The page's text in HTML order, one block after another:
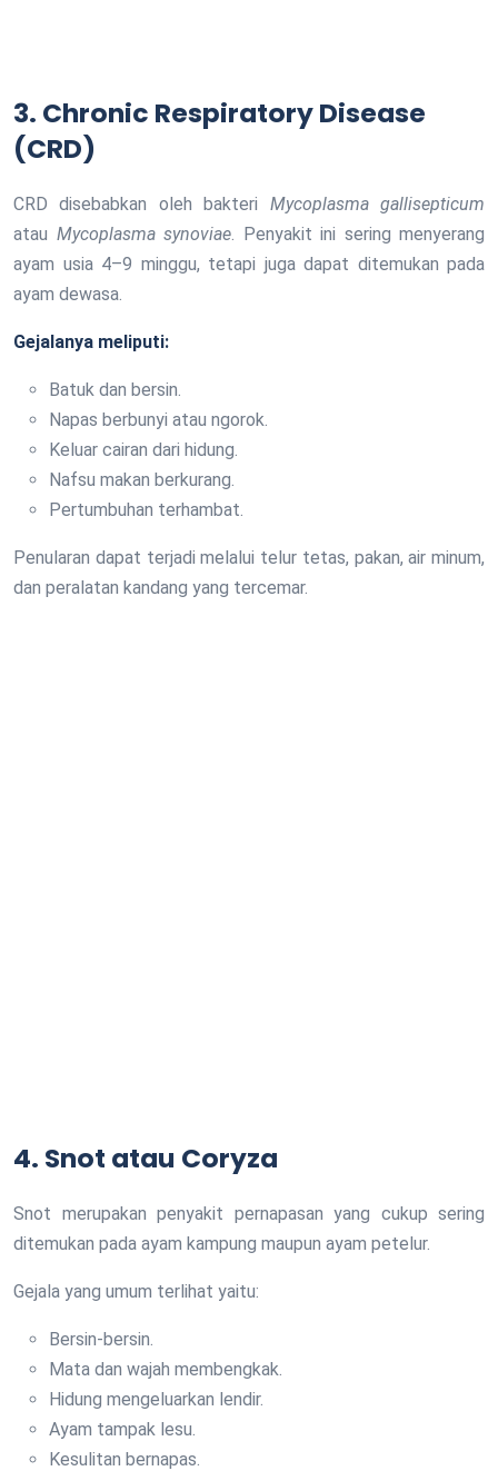
3. Chronic Respiratory Disease
(CRD)
CRD disebabkan oleh bakteri Mycoplasma gallisepticum
atau Mycoplasma synoviae . Penyakit ini sering menyerang
ayam usia 4–9 minggu, tetapi juga dapat ditemukan pada
ayam dewasa.
Gejalanya meliputi:
Batuk dan bersin.
Napas berbunyi atau ngorok.
Keluar cairan dari hidung.
Nafsu makan berkurang.
Pertumbuhan terhambat.
Penularan dapat terjadi melalui telur tetas, pakan, air minum,
dan peralatan kandang yang tercemar.
4. Snot atau Coryza
Snot merupakan penyakit pernapasan yang cukup sering
ditemukan pada ayam kampung maupun ayam petelur.
Gejala yang umum terlihat yaitu:
Bersin-bersin.
Mata dan wajah membengkak.
Hidung mengeluarkan lendir.
Ayam tampak lesu.
Kesulitan bernapas.